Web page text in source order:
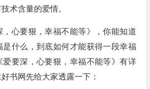
术含量的爱情。
，心要狠，幸福不能等》，你能知道
是什么，到底如何才能获得一段幸福
爱要深，心要狠，幸福不能等》有详
书网先给大家透露一下：